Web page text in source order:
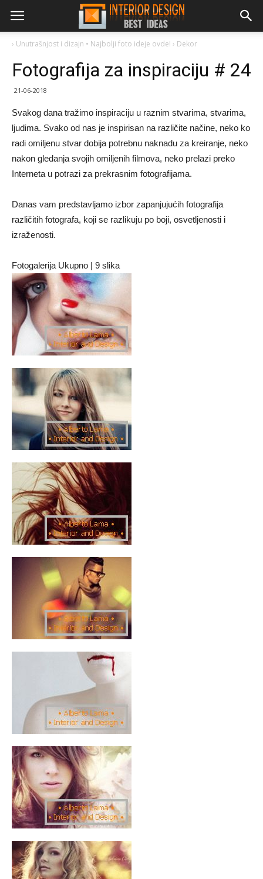
› Unutrašnjost i dizajn • Najbolji foto ideje ovde! › Dekor
Fotografija za inspiraciju # 24
21-06-2018
Svakog dana tražimo inspiraciju u raznim stvarima, stvarima,
ljudima. Svako od nas je inspirisan na različite načine, neko ko
radi omiljenu stvar dobija potrebnu naknadu za kreiranje, neko
nakon gledanja svojih omiljenih filmova, neko prelazi preko
Interneta u potrazi za prekrasnim fotografijama.
Danas vam predstavljamo izbor zapanjujućih fotografija
različitih fotografa, koji se razlikuju po boji, osvetljenosti i
izraženosti.
Fotogalerija Ukupno | 9 slika